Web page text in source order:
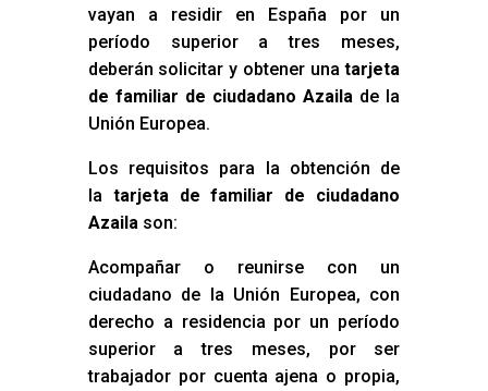
vayan a residir en España por un
período superior a tres meses,
deberán solicitar y obtener unatarjeta
de familiar de ciudadano Azaila de la
Unión Europea.
Los requisitos para la obtención de
la tarjeta de familiar de ciudadano
Azaila son:
Acompañar o reunirse con un
ciudadano de la Unión Europea, con
derecho a residencia por un período
superior a tres meses, por ser
trabajador por cuenta ajena o propia,